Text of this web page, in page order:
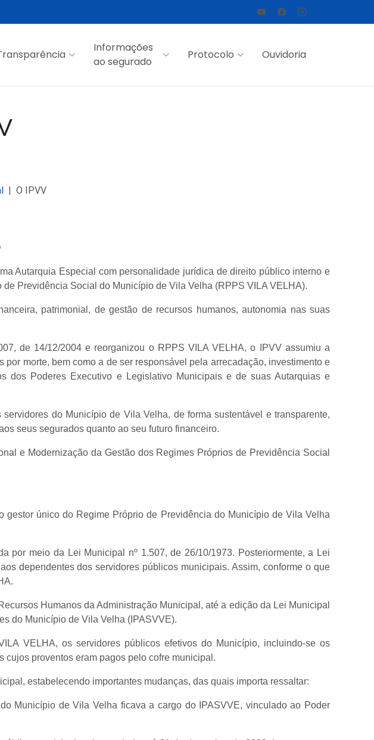
Informações
ao segurado
Protocolo Ouvidoria
O IPVV
Autarquia Especial com personalidade jurídica de direito público interno e
Previdência Social do Município de Vila Velha (RPPS VILA VELHA).
patrimonial, de gestão de recursos humanos, autonomia nas suas
de 14/12/2004 e reorganizou o RPPS VILA VELHA, o IPVV assumiu a
morte, bem como a de ser responsável pela arrecadação, investimento e
dos Poderes Executivo e Legislativo Municipais e de suas Autarquias e
do Município de Vila Velha, de forma sustentável e transparente,
seus segurados quanto ao seu futuro financeiro.
e Modernização da Gestão dos Regimes Próprios de Previdência Social
único do Regime Próprio de Previdência do Município de Vila Velha
por meio da Lei Municipal nº 1.507, de 26/10/1973. Posteriormente, a Lei
dependentes dos servidores públicos municipais. Assim, conforme o que
Humanos da Administração Municipal, até a edição da Lei Municipal
do Município de Vila Velha (IPASVVE).
VELHA, os servidores públicos efetivos do Município, incluindo-se os
proventos eram pagos pelo cofre municipal.
estabelecendo importantes mudanças, das quais importa ressaltar:
de Vila Velha ficava a cargo do IPASVVE, vinculado ao Poder